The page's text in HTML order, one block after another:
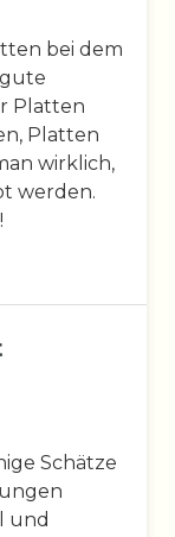
bei dem
Platten
Platten
wirklich,
werden.
Schätze
und